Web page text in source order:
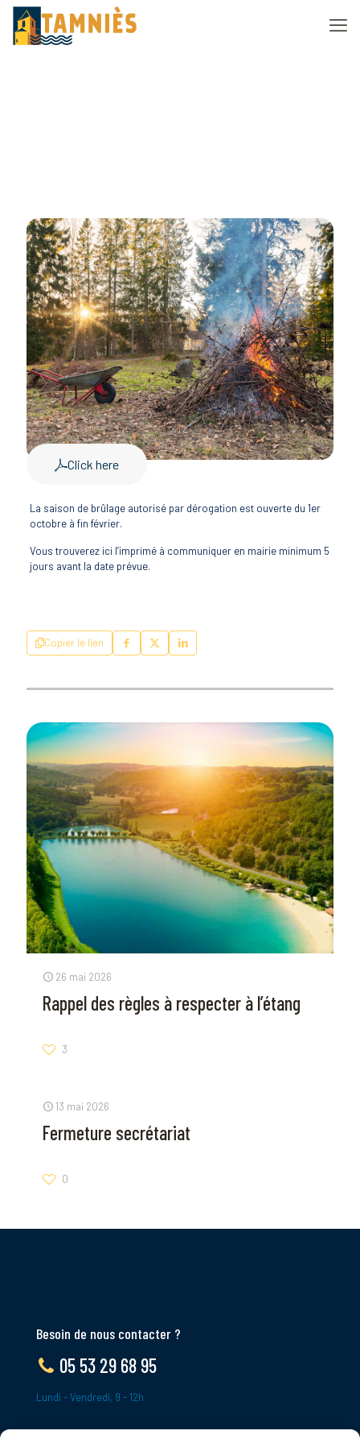
Click here
La saison de brûlage autorisé par dérogation est ouverte du 1er
octobre à fin février.
Vous trouverez ici l’imprimé à communiquer en mairie minimum 5
jours avant la date prévue.
Copier le lien
26 mai 2026
Rappel des règles à respecter à l’étang
3
13 mai 2026
Fermeture secrétariat
0
Besoin de nous contacter ?
05 53 29 68 95
Lundi - Vendredi, 9 - 12h